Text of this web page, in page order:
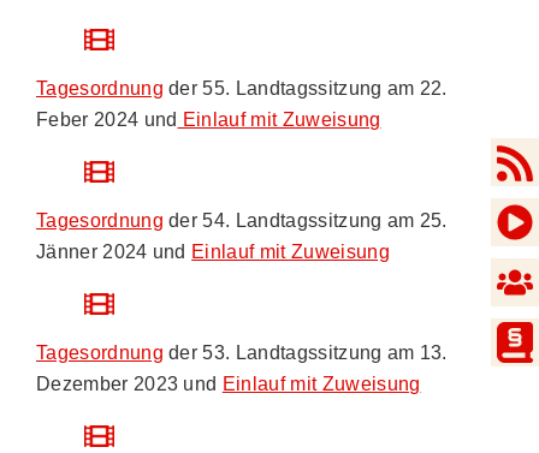
Tagesordnung der 55. Landtagssitzung am 22.
Feber 2024 und Einlauf mit Zuweisung
Tagesordnung der 54. Landtagssitzung am 25.
Jänner 2024 und Einlauf mit Zuweisung
Tagesordnung der 53. Landtagssitzung am 13.
Dezember 2023 und Einlauf mit Zuweisung